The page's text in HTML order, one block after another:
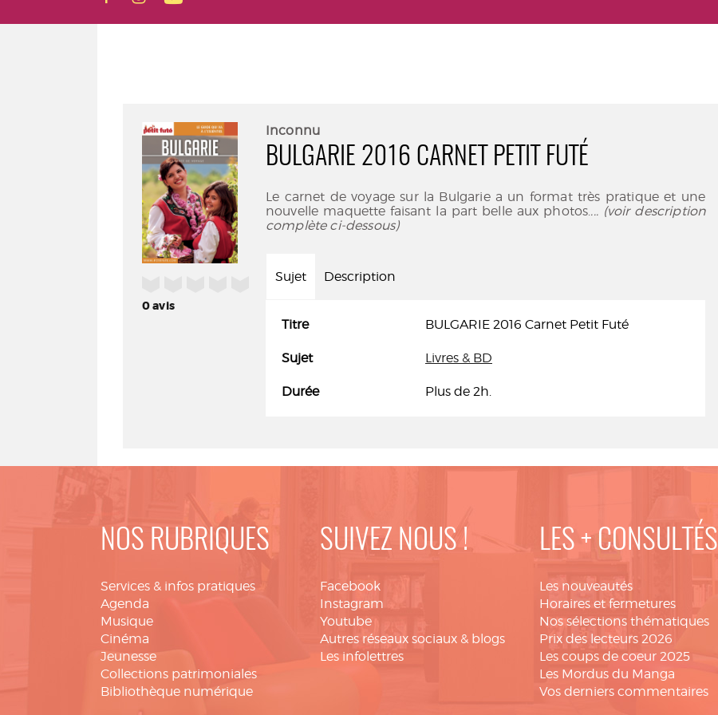
0avis
Inconnu
BULGARIE 2016 CARNET PETIT FUTÉ
Le carnet de voyage sur la Bulgarie a un format très pratique et une
nouvelle maquette faisant la part belle aux photos.... (voir description
complète ci-dessous)
Sujet Description
Titre BULGARIE 2016 Carnet Petit Futé
Sujet Livres & BD
Durée Plus de 2h.
NOS RUBRIQUES
Services & infos pratiques
Agenda
Musique
Cinéma
Jeunesse
Collections patrimoniales
Bibliothèque numérique
SUIVEZ NOUS !
Facebook
Instagram
Youtube
Autres réseaux sociaux & blogs
Les infolettres
LES + CONSULTÉS
Les nouveautés
Horaires et fermetures
Nos sélections thématiques
Prix des lecteurs 2026
Les coups de coeur 2025
Les Mordus du Manga
Vos derniers commentaires